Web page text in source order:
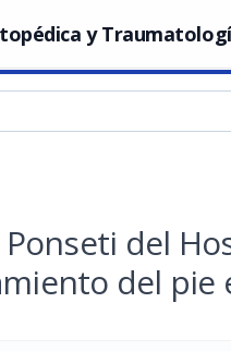
y
del
del pie